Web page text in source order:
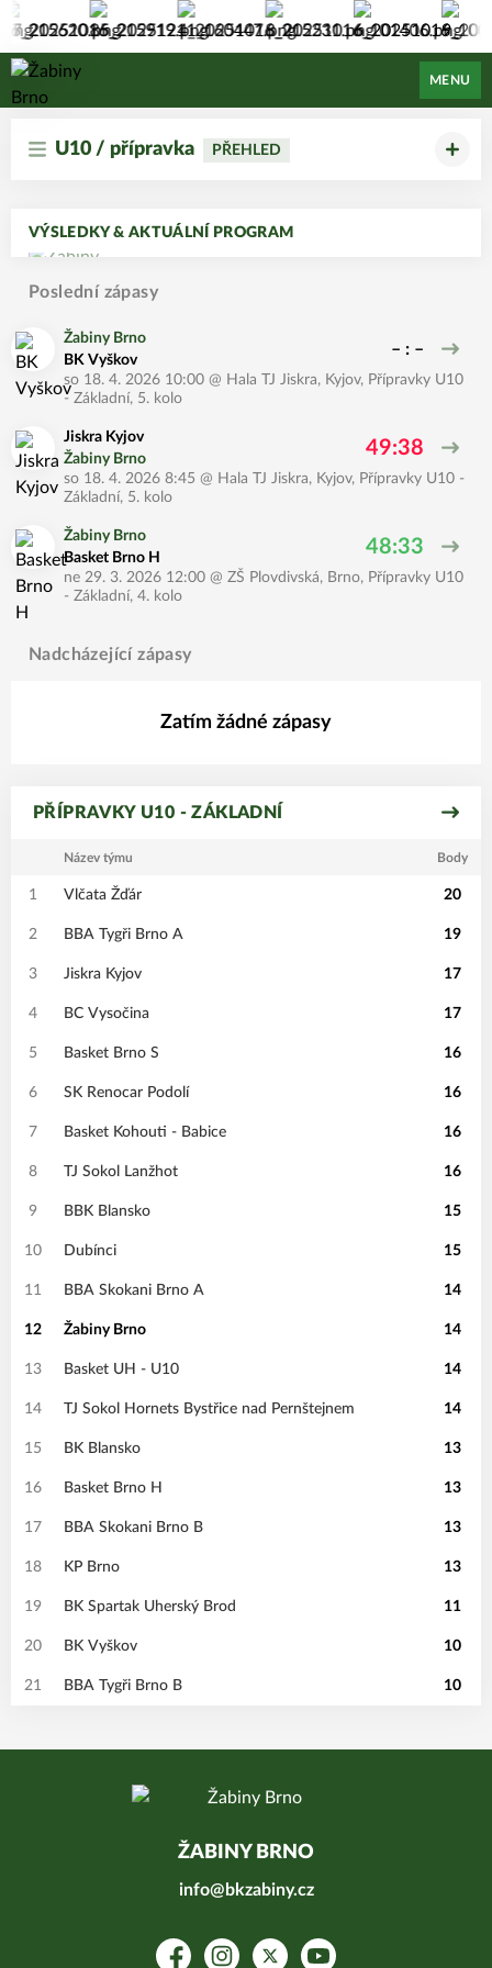
Žabiny Brno
MENU
U10 / přípravka PŘEHLED
VÝSLEDKY & AKTUÁLNÍ PROGRAM
Poslední zápasy
Žabiny Brno
BK Vyškov
– : –
so 18. 4. 2026 10:00 @ Hala TJ Jiskra, Kyjov, Přípravky U10
- Základní, 5. kolo
Jiskra Kyjov
Žabiny Brno
49:38
so 18. 4. 2026 8:45 @ Hala TJ Jiskra, Kyjov, Přípravky U10 -
Základní, 5. kolo
Žabiny Brno
Basket Brno H
48:33
ne 29. 3. 2026 12:00 @ ZŠ Plovdivská, Brno, Přípravky U10
- Základní, 4. kolo
Nadcházející zápasy
Zatím žádné zápasy
PŘÍPRAVKY U10 - ZÁKLADNÍ
Název týmu Body
1 Vlčata Žďár 20
2 BBA Tygři Brno A 19
3 Jiskra Kyjov 17
4 BC Vysočina 17
5 Basket Brno S 16
6 SK Renocar Podolí 16
7 Basket Kohouti - Babice 16
8 TJ Sokol Lanžhot 16
9 BBK Blansko 15
10 Dubínci 15
11 BBA Skokani Brno A 14
12 Žabiny Brno 14
13 Basket UH - U10 14
14 TJ Sokol Hornets Bystřice nad Pernštejnem 14
15 BK Blansko 13
16 Basket Brno H 13
17 BBA Skokani Brno B 13
18 KP Brno 13
19 BK Spartak Uherský Brod 11
20 BK Vyškov 10
21 BBA Tygři Brno B 10
ŽABINY BRNO
info@bkzabiny.cz